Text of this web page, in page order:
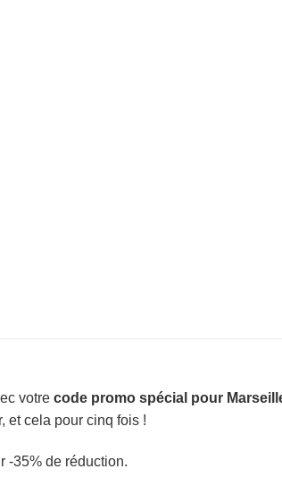
votre code promo spécial pour
et cela pour cinq fois !
-35% de réduction.